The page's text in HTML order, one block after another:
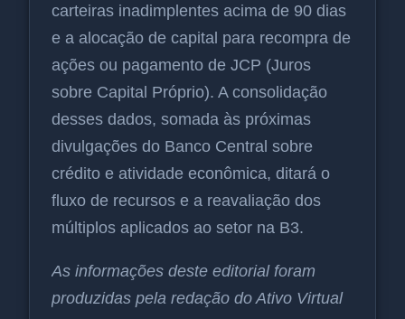
carteiras inadimplentes acima de 90 dias
e a alocação de capital para recompra de
ações ou pagamento de JCP (Juros
sobre Capital Próprio). A consolidação
desses dados, somada às próximas
divulgações do Banco Central sobre
crédito e atividade econômica, ditará o
fluxo de recursos e a reavaliação dos
múltiplos aplicados ao setor na B3.
As informações deste editorial foram
produzidas pela redação do Ativo Virtual